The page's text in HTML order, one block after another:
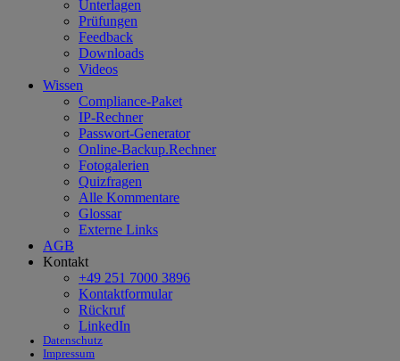
Unterlagen
Prüfungen
Feedback
Downloads
Videos
Wissen
Compliance-Paket
IP-Rechner
Passwort-Generator
Online-Backup.Rechner
Fotogalerien
Quizfragen
Alle Kommentare
Glossar
Externe Links
AGB
Kontakt
+49 251 7000 3896
Kontaktformular
Rückruf
LinkedIn
Datenschutz
Impressum